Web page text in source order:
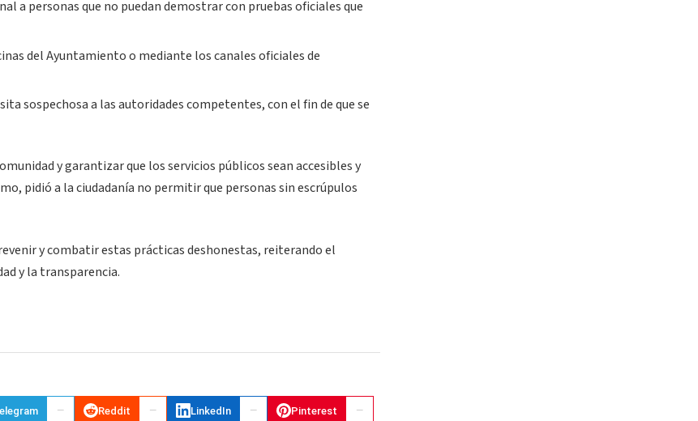
a personas que no puedan demostrar con pruebas oficiales que
del Ayuntamiento o mediante los canales oficiales de
sospechosa a las autoridades competentes, con el fin de que se
y garantizar que los servicios públicos sean accesibles y
pidió a la ciudadanía no permitir que personas sin escrúpulos
y combatir estas prácticas deshonestas, reiterando el
y la transparencia.
Reddit LinkedIn Pinterest